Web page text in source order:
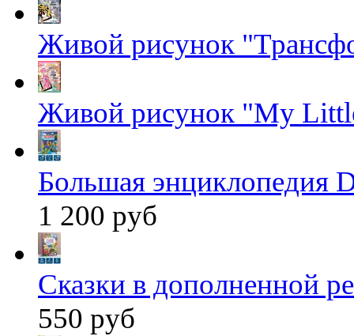
Живой рисунок
Живой рисунок "My
Большая энциклопедия
1 200 руб
Сказки в дополненной
550 руб